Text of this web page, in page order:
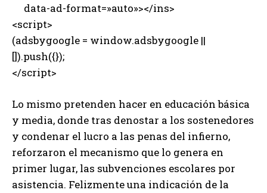
data-ad-format=»auto»></ins>
<script>
(adsbygoogle = window.adsbygoogle ||
[]).push({});
</script>
Lo mismo pretenden hacer en educación básica
y media, donde tras denostar a los sostenedores
y condenar el lucro a las penas del infierno,
reforzaron el mecanismo que lo genera en
primer lugar, las subvenciones escolares por
asistencia. Felizmente una indicación de la